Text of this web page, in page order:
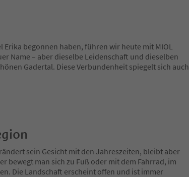
Erika begonnen haben, führen wir heute mit MIOL
Name – aber dieselbe Leidenschaft und dieselben
Gadertal. Diese Verbundenheit spiegelt sich auch
sein Gesicht mit den Jahreszeiten, bleibt aber
bewegt man sich zu Fuß oder mit dem Fahrrad, im
Die Landschaft erscheint offen und ist immer